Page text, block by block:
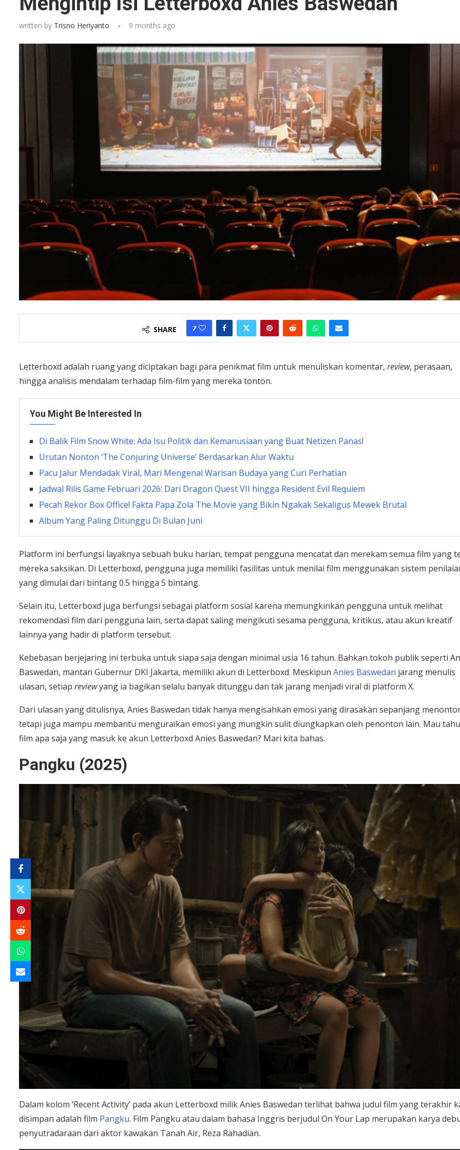
written by Trisno Heriyanto 9 months ago
SHARE 7
Letterboxd adalah ruang yang diciptakan bagi para penikmat film untuk menuliskan komentar, review, perasaan,
hingga analisis mendalam terhadap film-film yang mereka tonton.
You Might Be Interested In
Di Balik Film Snow White: Ada Isu Politik dan Kemanusiaan yang Buat Netizen Panas!
Urutan Nonton ‘The Conjuring Universe’ Berdasarkan Alur Waktu
Pacu Jalur Mendadak Viral, Mari Mengenal Warisan Budaya yang Curi Perhatian
Jadwal Rilis Game Februari 2026: Dari Dragon Quest VII hingga Resident Evil Requiem
Pecah Rekor Box Office! Fakta Papa Zola The Movie yang Bikin Ngakak Sekaligus Mewek Brutal
Album Yang Paling Ditunggu Di Bulan Juni
Platform ini berfungsi layaknya sebuah buku harian, tempat pengguna mencatat dan merekam semua film yang
mereka saksikan. Di Letterboxd, pengguna juga memiliki fasilitas untuk menilai film menggunakan sistem
yang dimulai dari bintang 0.5 hingga 5 bintang.
Selain itu, Letterboxd juga berfungsi sebagai platform sosial karena memungkinkan pengguna untuk melihat
rekomendasi film dari pengguna lain, serta dapat saling mengikuti sesama pengguna, kritikus, atau akun kreatif
lainnya yang hadir di platform tersebut.
Kebebasan berjejaring ini terbuka untuk siapa saja dengan minimal usia 16 tahun. Bahkan tokoh publik seperti
Baswedan, mantan Gubernur DKI Jakarta, memiliki akun di Letterboxd. Meskipun Anies Baswedan jarang menulis
ulasan, setiap reviewyang ia bagikan selalu banyak ditunggu dan tak jarang menjadi viral di platform X.
Dari ulasan yang ditulisnya, Anies Baswedan tidak hanya mengisahkan emosi yang dirasakan sepanjang
tetapi juga mampu membantu menguraikan emosi yang mungkin sulit diungkapkan oleh penonton lain. Mau tahu
film apa saja yang masuk ke akun Letterboxd Anies Baswedan? Mari kita bahas.
Pangku (2025)
Dalam kolom ‘Recent Activity’ pada akun Letterboxd milik Anies Baswedan terlihat bahwa judul film yang terakhir
disimpan adalah film Pangku. Film Pangku atau dalam bahasa Inggris berjudul On Your Lap merupakan karya
penyutradaraan dari aktor kawakan Tanah Air, Reza Rahadian.